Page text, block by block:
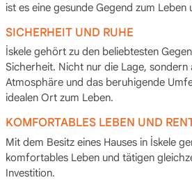
ist es eine gesunde Gegend zum Leben
SICHERHEIT UND RUHE
İskele gehört zu den beliebtesten
Sicherheit. Nicht nur die Lage, sondern
Atmosphäre und das beruhigende
idealen Ort zum Leben.
KOMFORTABLES LEBEN UND
Mit dem Besitz eines Hauses in İskele
komfortables Leben und tätigen
Investition.